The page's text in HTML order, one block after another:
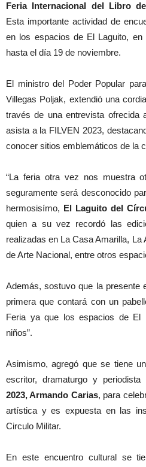
Feria Internacional del Libro
Esta importante actividad de
en los espacios de El Laguito,
hasta el día 19 de noviembre.
El ministro del Poder Popular
Villegas Poljak, extendió una
través de una entrevista ofrecida
asista a la FILVEN 2023,
conocer sitios emblemáticos de la
“La feria otra vez nos muestra
seguramente será desconocido
hermosisímo, El Laguito del
quien a su vez recordó las
realizadas en La Casa Amarilla,
de Arte Nacional, entre otros
Además, sostuvo que la presente
primera que contará con un
Feria ya que los espacios de El
niños”.
Asimismo, agregó que se tiene
escritor, dramaturgo y periodista
2023, Armando Carias, para
artística y es expuesta en las
Circulo Militar.
En este encuentro cultural se